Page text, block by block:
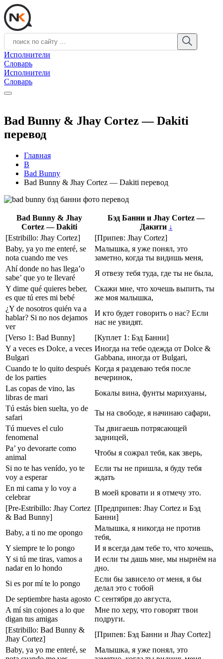
Исполнители
Словарь
Исполнители
Словарь
Bad Bunny & Jhay Cortez — Dakiti
перевод
Главная
B
Bad Bunny
Bad Bunny & Jhay Cortez — Dakiti перевод
Bad Bunny & Jhay
Cortez — Dakiti
Бэд Банни и Jhay Cortez —
Дакити ↓
[Estribillo: Jhay Cortez]
[Припев: Jhay Cortez]
Baby, ya yo me enteré, se
nota cuando me ves
Малышка, я уже понял, это
заметно, когда ты видишь меня,
Ahí donde no has llega’o
sabe’ que yo te llevaré
Я отвезу тебя туда, где ты не была,
Y dime qué quieres beber,
es que tú eres mi bebé
Скажи мне, что хочешь выпить, ты
же моя малышка,
¿Y de nosotros quién va a
hablar? Si no nos dejamos
ver
И кто будет говорить о нас? Если
нас не увидят.
[Verso 1: Bad Bunny]
[Куплет 1: Бэд Банни]
Y a veces es Dolce, a veces
Bulgari
Иногда на тебе одежда от Dolce &
Gabbana, иногда от Bulgari,
Cuando te lo quito después
de los parties
Когда я раздеваю тебя после
вечеринок,
Las copas de vino, las
libras de mari
Бокалы вина, фунты марихуаны,
Tú estás bien suelta, yo de
safari
Ты на свободе, я начинаю сафари,
Tú mueves el culo
fenomenal
Ты двигаешь потрясающей
задницей,
Pa’ yo devorarte como
animal
Чтобы я сожрал тебя, как зверь,
Si no te has venído, yo te
voy a esperar
Если ты не пришла, я буду тебя
ждать
En mi cama y lo voy a
celebrar
В моей кровати и я отмечу это.
[Pre-Estribillo: Jhay Cortez
& Bad Bunny]
[Предприпев: Jhay Cortez и Бэд
Банни]
Baby, a ti no me opongo
Малышка, я никогда не против
тебя,
Y siempre te lo pongo
И я всегда дам тебе то, что хочешь,
Y si tú me tiras, vamos a
nadar en lo hondo
И если ты дашь мне, мы нырнём на
дно.
Si es por mí te lo pongo
Если бы зависело от меня, я бы
делал это с тобой
De septiembre hasta agosto С сентября до августа,
A mí sin cojones a lo que
digan tus amigas
Мне по херу, что говорят твои
подруги.
[Estribillo: Bad Bunny &
Jhay Cortez]
[Припев: Бэд Банни и Jhay Cortez]
Baby, ya yo me enteré, se
Малышка, я уже понял, это